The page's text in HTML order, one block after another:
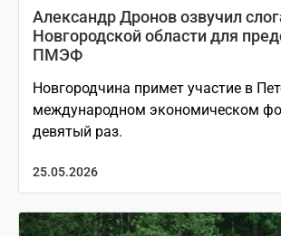
Александр Дронов озвучил
Новгородской области для
ПМЭФ
Новгородчина примет участие в
международном экономическом
девятый раз.
25.05.2026